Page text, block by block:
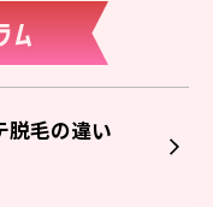
脱毛の違い